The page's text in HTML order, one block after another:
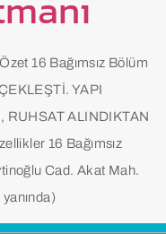
16 Bağımsız Bölüm
YAPI
RUHSAT ALINDIKTAN
16 Bağımsız
Cad. Akat Mah.